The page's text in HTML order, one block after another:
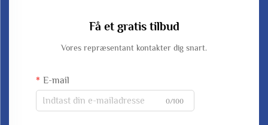
Få et gratis tilbud
Vores repræsentant kontakter dig snart.
E-mail
0/100